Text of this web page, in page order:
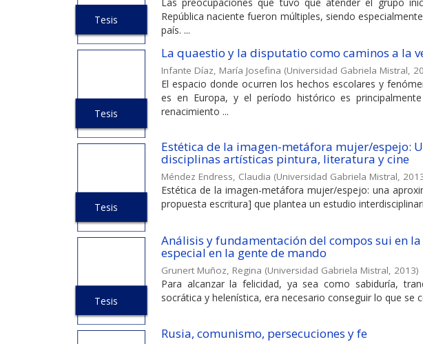
Tesis
Las preocupaciones que tuvo que atender el grupo
República naciente fueron múltiples, siendo
país. ...
Tesis
La quaestio y la disputatio como caminos a la
Infante Díaz, María Josefina (Universidad Gabriela Mistral,
El espacio donde ocurren los hechos escolares y
es en Europa, y el período histórico es
renacimiento ...
Tesis
Estética de la imagen-metáfora mujer/espejo:
disciplinas artísticas pintura, literatura y cine
Méndez Endress, Claudia (Universidad Gabriela Mistral,
Estética de la imagen-metáfora mujer/espejo: una
propuesta escritura] que plantea un estudio
Tesis
Análisis y fundamentación del compos sui en
especial en la gente de mando
Grunert Muñoz, Regina (Universidad Gabriela Mistral, 2013)
Para alcanzar la felicidad, ya sea como sabiduría,
socrática y helenística, era necesario conseguir lo que se
Rusia, comunismo, persecuciones y fe